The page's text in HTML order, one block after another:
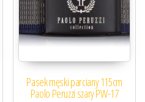
Pasek męski parciany 115cm
Paolo Peruzzi szary PW-17